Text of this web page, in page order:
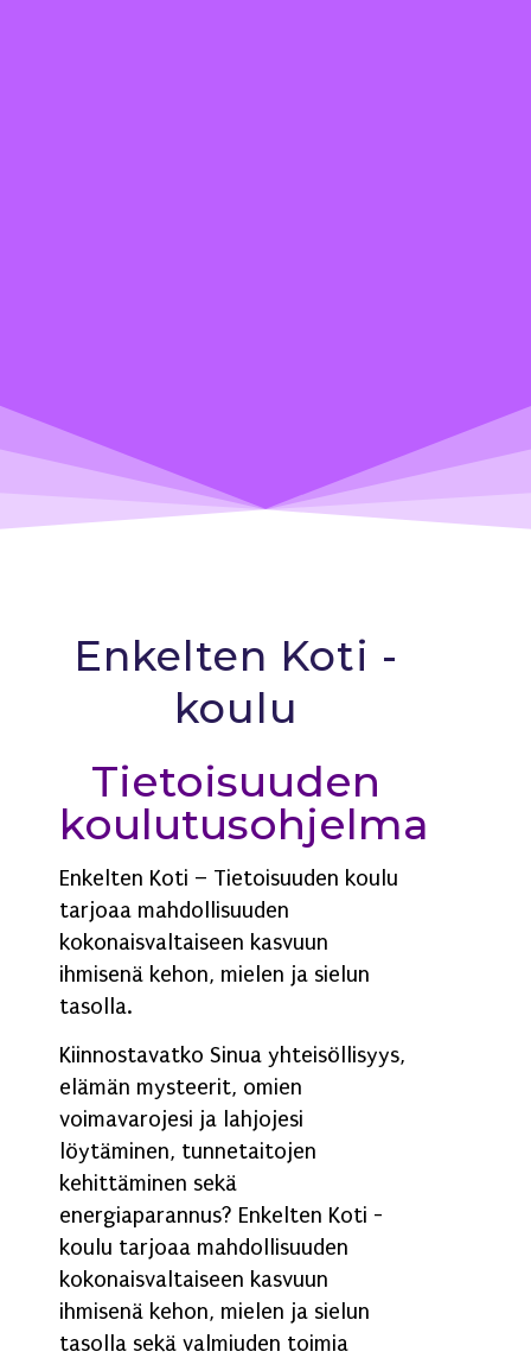
Enkelten Koti -
koulu
Tietoisuuden
koulutusohjelma
Enkelten Koti – Tietoisuuden koulu
tarjoaa mahdollisuuden
kokonaisvaltaiseen kasvuun
ihmisenä kehon, mielen ja sielun
tasolla.
Kiinnostavatko Sinua yhteisöllisyys,
elämän mysteerit, omien
voimavarojesi ja lahjojesi
löytäminen, tunnetaitojen
kehittäminen sekä
energiaparannus? Enkelten Koti -
koulu tarjoaa mahdollisuuden
kokonaisvaltaiseen kasvuun
ihmisenä kehon, mielen ja sielun
tasolla sekä valmiuden toimia